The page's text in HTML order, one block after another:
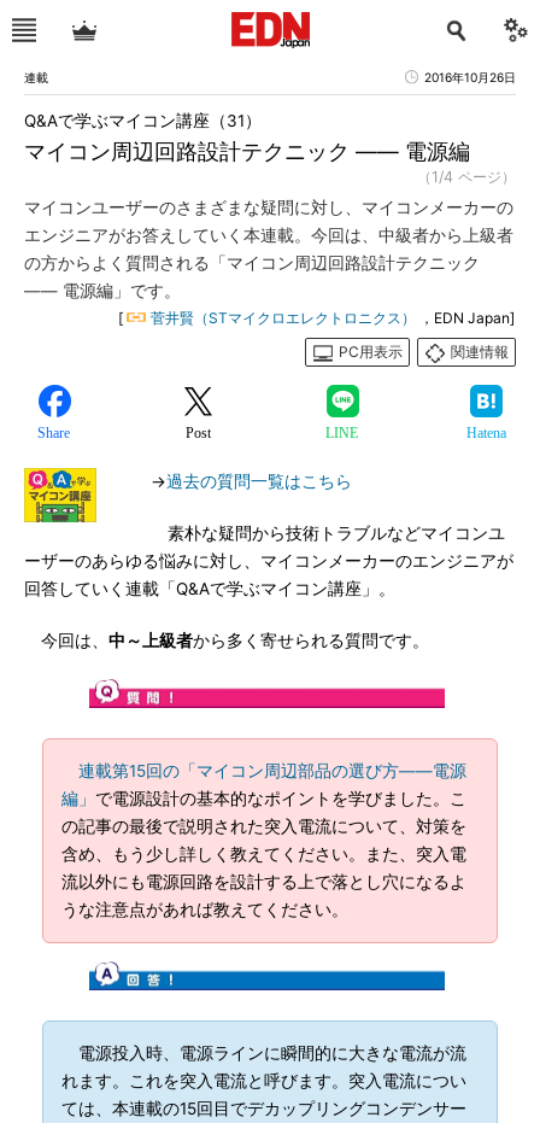
連載 2016年10月26日
マイコン周辺回路設計テクニック ―― 電源編
Q&Aで学ぶマイコン講座（31）
（1/4 ページ）
マイコンユーザーのさまざまな疑問に対し、マイコンメーカーの
エンジニアがお答えしていく本連載。今回は、中級者から上級者
の方からよく質問される「マイコン周辺回路設計テクニック
―― 電源編」です。
[ 菅井賢（STマイクロエレクトロニクス）
，EDN Japan]
PC用表示
関連情報
Share Post LINE Hatena
→過去の質問一覧はこちら
素朴な疑問から技術トラブルなどマイコンユ
ーザーのあらゆる悩みに対し、マイコンメーカーのエンジニアが
回答していく連載「Q&Aで学ぶマイコン講座」。
今回は、 中～上級者から多く寄せられる質問です。
連載第15回の「マイコン周辺部品の選び方――電源
編」 で電源設計の基本的なポイントを学びました。こ
の記事の最後で説明された突入電流について、対策を
含め、もう少し詳しく教えてください。また、突入電
流以外にも電源回路を設計する上で落とし穴になるよ
うな注意点があれば教えてください。
電源投入時、電源ラインに瞬間的に大きな電流が流
れます。これを突入電流と呼びます。突入電流につい
ては、本連載の15回目でデカップリングコンデンサー